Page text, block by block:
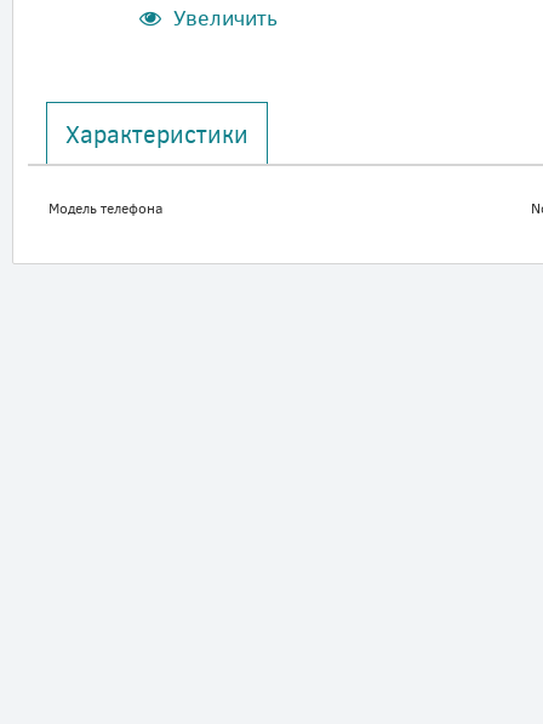
Увеличить
Характеристики
Модель телефона